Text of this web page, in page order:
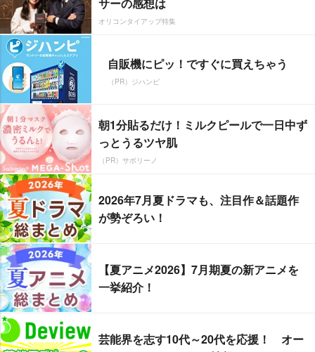
オリコンタイアップ特集
自販機にピッ！ですぐに買えちゃう
（PR）ジハンピ
朝1分貼るだけ！ミルクピールで一日中ず
っとうるツヤ肌
（PR）サボリーノ
2026年7月夏ドラマも、注目作＆話題作
が勢ぞろい！
【夏アニメ2026】7月期夏の新アニメを
一挙紹介！
芸能界を志す10代～20代を応援！ オー